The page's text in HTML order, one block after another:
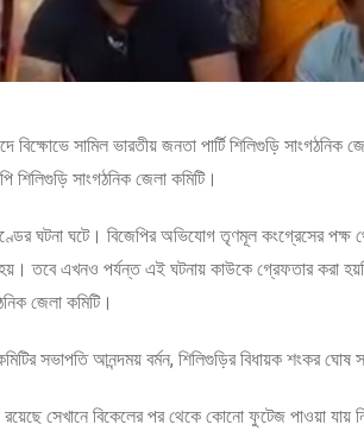
সামিল ভারতীয় জনতা পার্টি শিলিগুড়ি সাংগঠনিক
শিলিগুড়ি সাংগঠনিক জেলা কমিটি।
ঘটনা ঘটে। বিজেপির অভিযোগ তৃণমূল কংগ্রেসের
তবে এখনও পর্যন্ত এই ঘটনায় কাউকে গ্রেফতার করা
জেলা কমিটি।
সভাপতি আনন্দময় বর্মন, শিলিগুড়ির বিধায়ক শংকর ঘোষ
রয়েছে সেখানে বিকেলের পর থেকে কোনো ফুটেজ পাওয়া যায়